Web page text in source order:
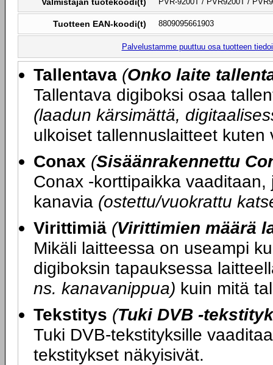
Tuotteen EAN-koodi(t) 8809095661903
Palvelustamme puuttuu osa tuotteen
Tallentava (Onko laite
Tallentava digiboksi osaa
(laadun kärsimättä,
ulkoiset tallennuslaitteet kuten
Conax (Sisäänrakennettu
Conax -korttipaikka
kanavia (ostettu/vuokrattu
Virittimiä (Virittimien määrä
Mikäli laitteessa on useampi
digiboksin tapauksessa
ns. kanavanippua) kuin mitä
Tekstitys (Tuki DVB -
Tuki DVB-tekstityksille
tekstitykset näkyisivät.